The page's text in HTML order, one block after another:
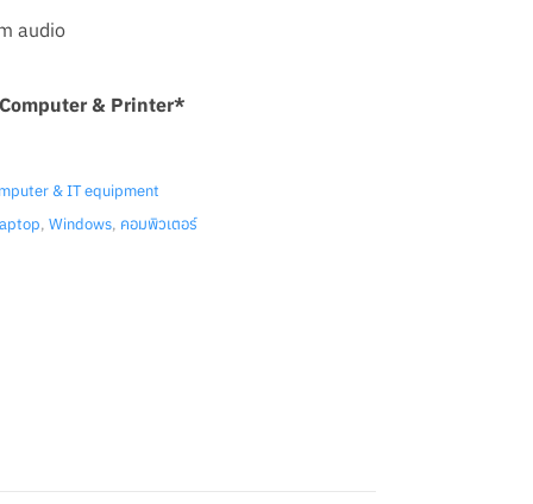
audio
& Printer*
& IT equipment
, Windows, คอมพิวเตอร์